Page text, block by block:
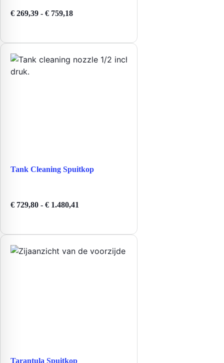
€ 269,39 - € 759,18Prijsklasse:
Tank Cleaning Spuitkop
€ 729,80 - € 1.480,41
Tarantula Spuitkop